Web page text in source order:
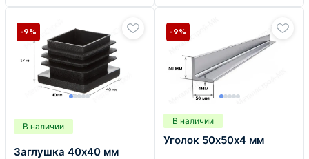
В наличии
Заглушка 40х40 мм
-9%
В наличии
Уголок 50х50х4 мм
-9%